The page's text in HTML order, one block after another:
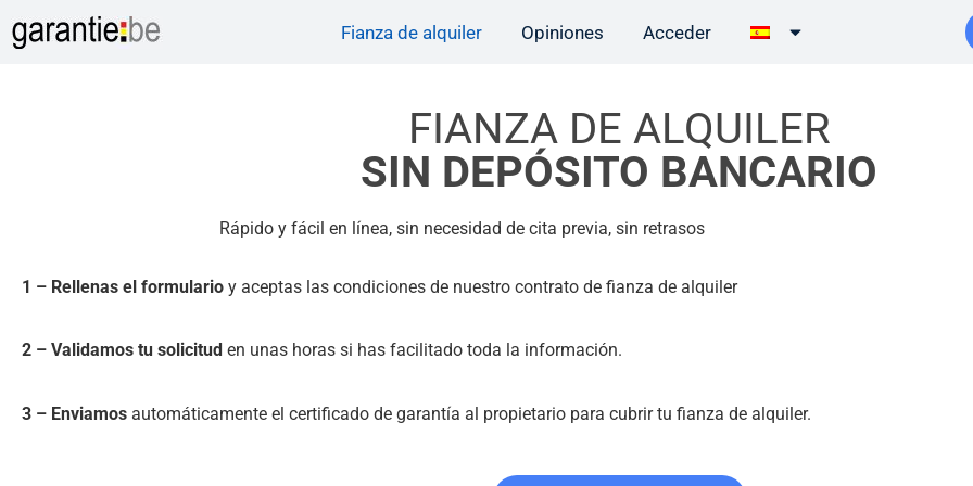
Fianza de alquiler Opiniones Acceder
FIANZA DE ALQUILER
SIN DEPÓSITO BANCARIO
Rápido y fácil en línea, sin necesidad de cita previa, sin retrasos
1 – Rellenas el formulario y aceptas las condiciones de nuestro contrato de fianza de alquiler
2 – Validamos tu solicitud en unas horas si has facilitado toda la información.
3 – Enviamos automáticamente el certificado de garantía al propietario para cubrir tu fianza de alquiler.